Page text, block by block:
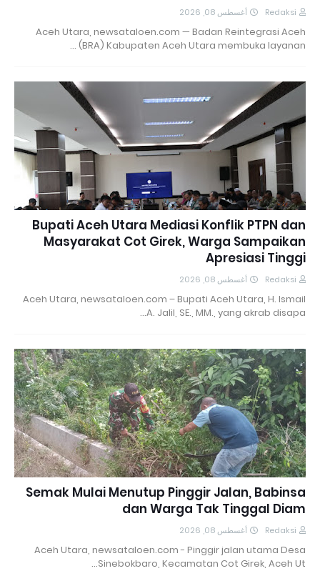
Redaksi أغسطس 08, 2026
Aceh Utara, newsataloen.com — Badan Reintegrasi Aceh
(BRA) Kabupaten Aceh Utara membuka layanan …
Bupati Aceh Utara Mediasi Konflik PTPN dan
Masyarakat Cot Girek, Warga Sampaikan
Apresiasi Tinggi
Redaksi أغسطس 08, 2026
Aceh Utara, newsataloen.com – Bupati Aceh Utara, H. Ismail
A. Jalil, SE., MM., yang akrab disapa…
Semak Mulai Menutup Pinggir Jalan, Babinsa
dan Warga Tak Tinggal Diam
Redaksi أغسطس 08, 2026
Aceh Utara, newsataloen.com - Pinggir jalan utama Desa
Sinebokbaro, Kecamatan Cot Girek, Aceh Ut…